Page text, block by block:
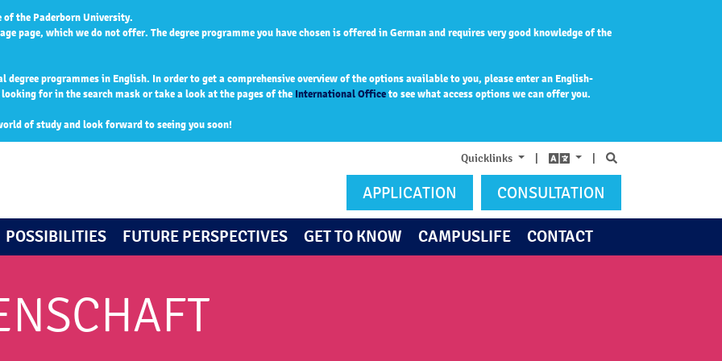
of the Paderborn University.
page, which we do not offer. The degree programme you have chosen is offered in German and requires very good knowledge of the
programmes in English. In order to get a comprehensive overview of the options available to you, please enter an English-
for in the search mask or take a look at the pages of the International Officeto see what access options we can offer you.
of study and look forward to seeing you soon!
Quicklinks | | Search
APPLICATION
CONSULTATION
POSSIBILITIES FUTURE PERSPECTIVES GET TO KNOW CAMPUSLIFE CONTACT